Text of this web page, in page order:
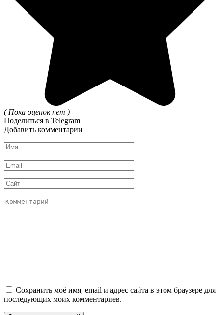
( Пока оценок нет )
Поделиться в Telegram
Добавить комментарии
Имя
*
Email
*
Сайт
Комментарий
Сохранить моё имя, email и адрес сайта в этом браузере для
последующих моих комментариев.